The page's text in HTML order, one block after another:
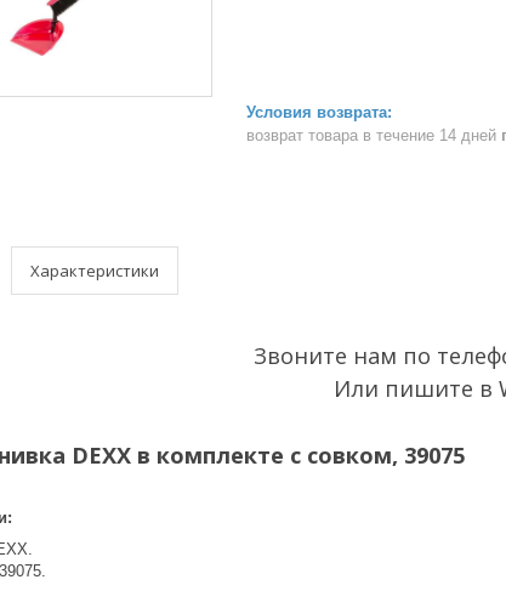
возврат товара в течение 14 дней
Характеристики
Звоните нам по
Или пишите в
DEXX в комплекте с совком, 39075